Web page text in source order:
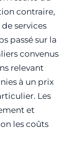
contraire,
services
passé sur la
convenus
relevant
à un prix
Les
et
les coûts